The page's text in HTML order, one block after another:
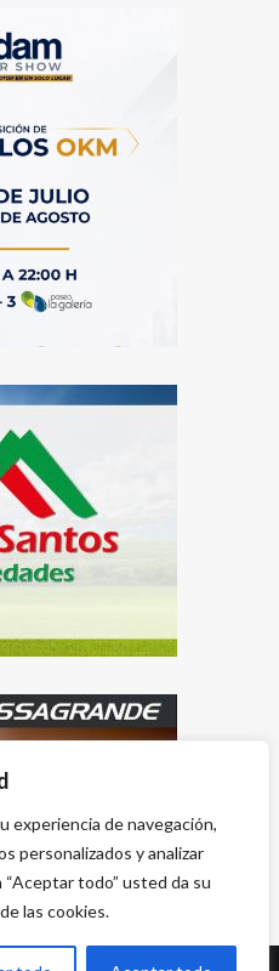
experiencia de navegación,
personalizados y analizar
todo” usted da su
las cookies.